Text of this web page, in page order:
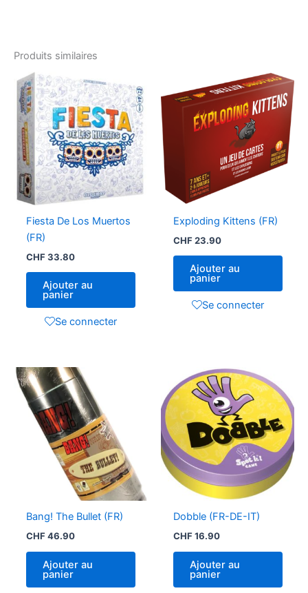
Produits similaires
Fiesta De Los Muertos
(FR)
CHF33.80
Ajouter au
panier
Se connecter
Exploding Kittens (FR)
CHF23.90
Ajouter au
panier
Se connecter
Bang! The Bullet (FR)
CHF46.90
Ajouter au
panier
Dobble (FR-DE-IT)
CHF16.90
Ajouter au
panier